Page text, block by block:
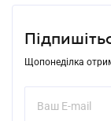
Щопонеділка